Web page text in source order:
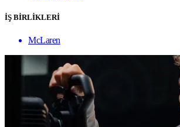
İŞ BİRLİKLERİ
McLaren